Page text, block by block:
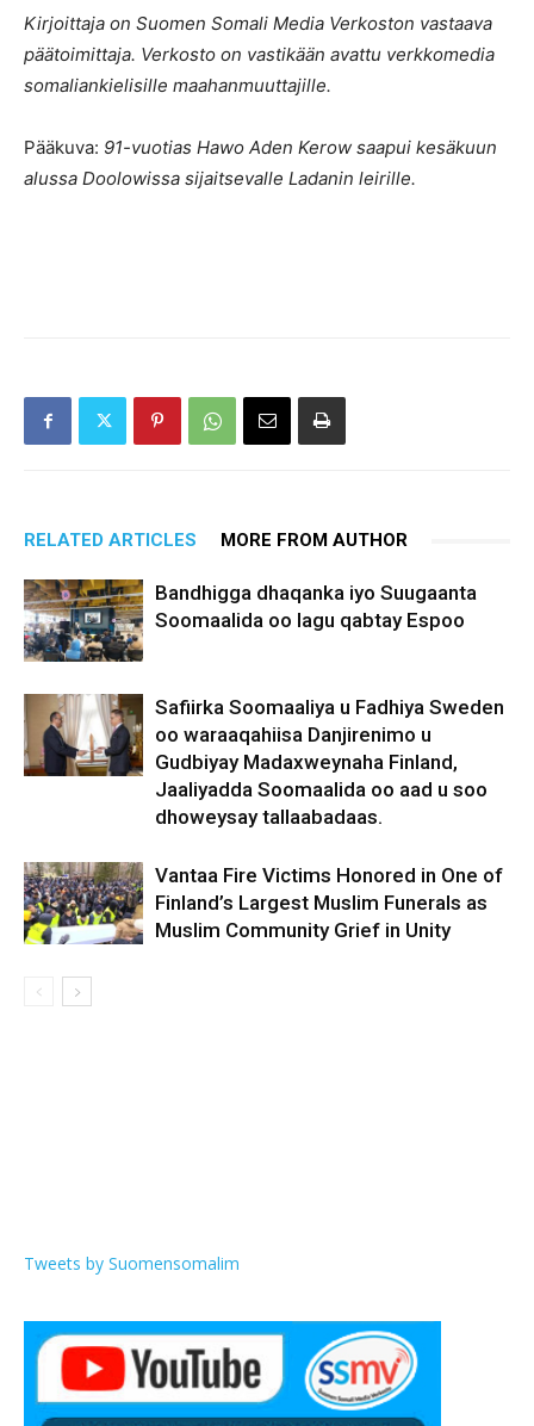
Kirjoittaja on Suomen Somali Media Verkoston vastaava
päätoimittaja. Verkosto on vastikään avattu verkkomedia
somaliankielisille maahanmuuttajille.
Pääkuva: 91-vuotias Hawo Aden Kerow saapui kesäkuun
alussa Doolowissa sijaitsevalle Ladanin leirille.
RELATED ARTICLES MORE FROM AUTHOR
Bandhigga dhaqanka iyo Suugaanta
Soomaalida oo lagu qabtay Espoo
Safiirka Soomaaliya u Fadhiya Sweden
oo waraaqahiisa Danjirenimo u
Gudbiyay Madaxweynaha Finland,
Jaaliyadda Soomaalida oo aad u soo
dhoweysay tallaabadaas.
Vantaa Fire Victims Honored in One of
Finland’s Largest Muslim Funerals as
Muslim Community Grief in Unity
Tweets by Suomensomalim